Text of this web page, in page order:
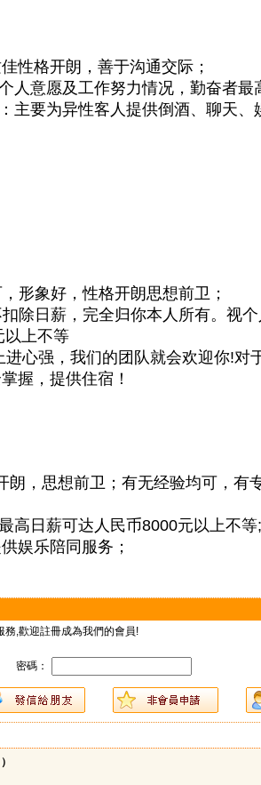
性格开朗，善于沟通交际；
人意愿及工作努力情况，勤奋者最
主要为异性客人提供倒酒、聊天、
形象好，性格开朗思想前卫；
除日薪，完全归你本人所有。视
以上不等
心强，我们的团队就会欢迎你!对
握，提供住宿！
，思想前卫；有无经验均可，有
高日薪可达人民币8000元以上不
娱乐陪同服务；
,歡迎註冊成為我們的會員!
密碼：
）